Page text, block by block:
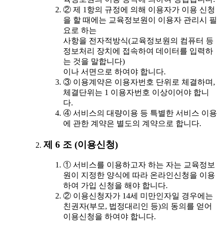
② 제 1항의 규정에 의해 이용자가 이용 신청
을 할 때에는 교육정보원이 이용자 관리시 필
요로 하는
사항을 전자적방식(교육정보원의 컴퓨터 등
정보처리 장치에 접속하여 데이터를 입력하
는 것을 말합니다)
이나 서면으로 하여야 합니다.
③ 이용계약은 이용자번호 단위로 체결하며,
체결단위는 1 이용자번호 이상이어야 합니
다.
④ 서비스의 대량이용 등 특별한 서비스 이용
에 관한 계약은 별도의 계약으로 합니다.
제 6 조 (이용신청)
① 서비스를 이용하고자 하는 자는 교육정보
원이 지정한 양식에 따라 온라인신청을 이용
하여 가입 신청을 해야 합니다.
② 이용신청자가 14세 미만인자일 경우에는
친권자(부모, 법정대리인 등)의 동의를 얻어
이용신청을 하여야 합니다.